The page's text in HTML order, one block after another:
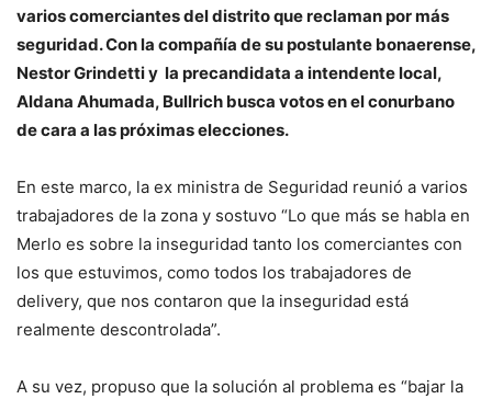
varios comerciantes del distrito que reclaman por más
seguridad. Con la compañía de su postulante bonaerense,
Nestor Grindetti y la precandidata a intendente local,
Aldana Ahumada, Bullrich busca votos en el conurbano
de cara a las próximas elecciones.
En este marco, la ex ministra de Seguridad reunió a varios
trabajadores de la zona y sostuvo “Lo que más se habla en
Merlo es sobre la inseguridad tanto los comerciantes con
los que estuvimos, como todos los trabajadores de
delivery, que nos contaron que la inseguridad está
realmente descontrolada”.
A su vez, propuso que la solución al problema es “bajar la